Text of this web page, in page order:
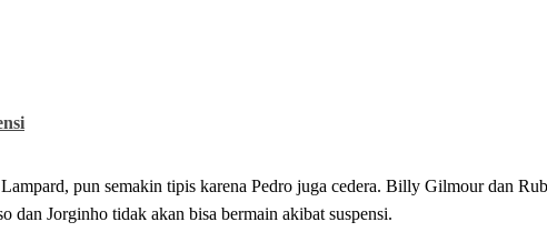
pun semakin tipis karena Pedro juga cedera. Billy Gilmour dan
dan Jorginho tidak akan bisa bermain akibat suspensi.